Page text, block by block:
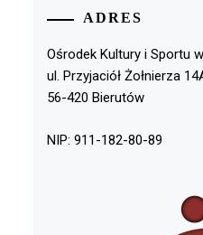
ADRES
Ośrodek Kultury i Sportu
ul. Przyjaciół Żołnierza
56-420 Bierutów
NIP: 911-182-80-89